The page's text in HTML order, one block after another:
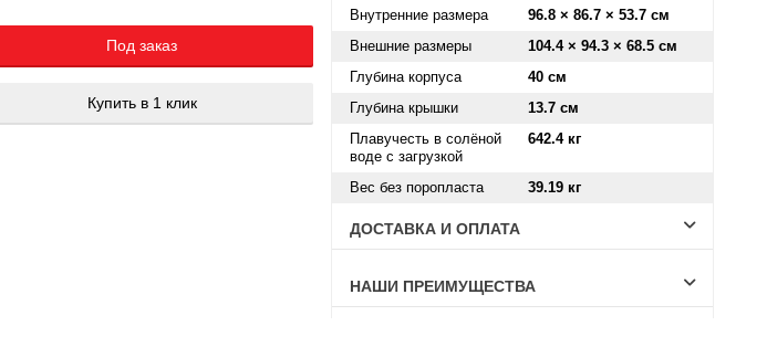
Под заказ
Купить в 1 клик
Внутренние размера
96.8 × 86.7 × 53.7 см
Внешние размеры
104.4 × 94.3 × 68.5 см
Глубина корпуса
40 см
Глубина крышки
13.7 см
Плавучесть в солёной
воде с загрузкой
642.4 кг
Вес без поропласта 39.19 кг
ДОСТАВКА И ОПЛАТА
НАШИ ПРЕИМУЩЕСТВА